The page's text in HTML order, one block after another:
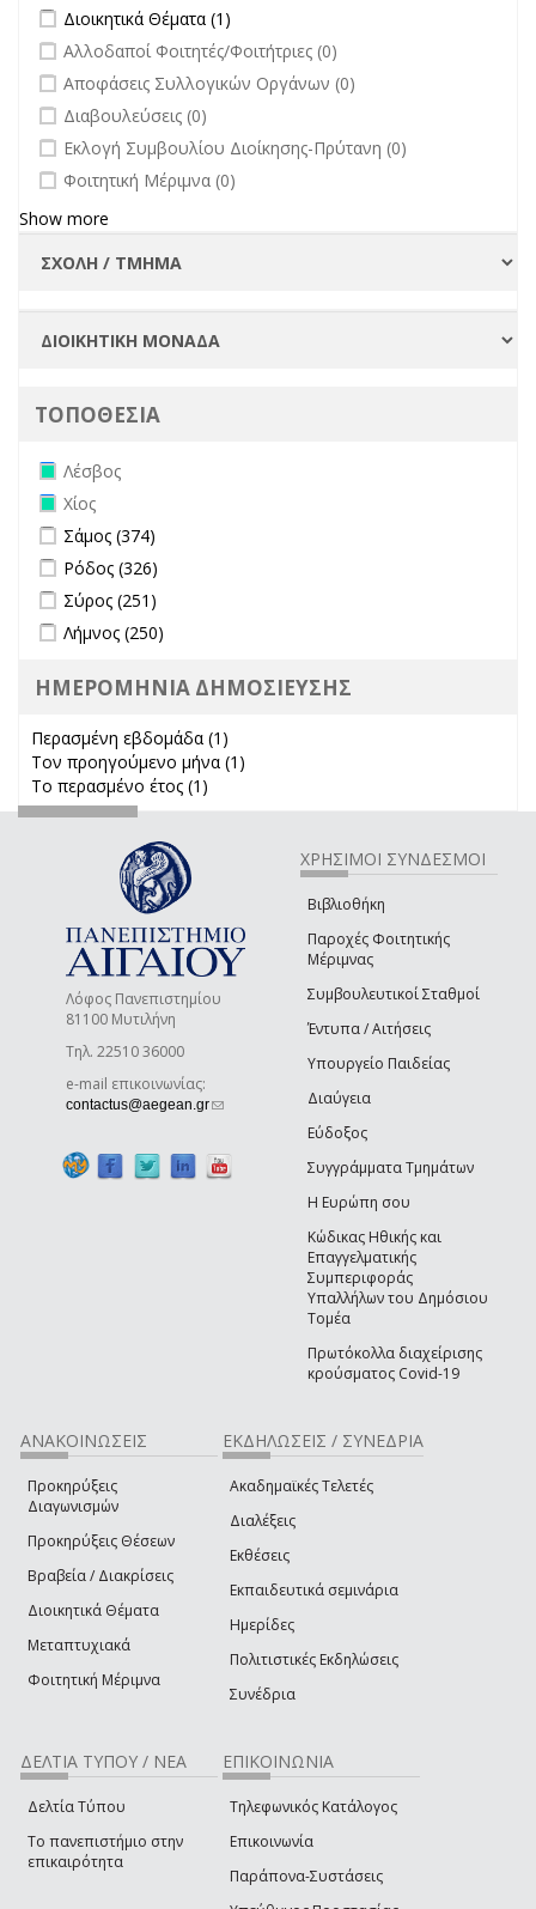
Apply Διοικητικά Θέματα filter
Διοικητικά Θέματα (1)
undefined
Αλλοδαποί Φοιτητές/Φοιτήτριες (0)
undefined
Αποφάσεις Συλλογικών Οργάνων (0)
undefined
Διαβουλεύσεις (0)
undefined
Εκλογή Συμβουλίου Διοίκησης-Πρύτανη (0)
undefined
Φοιτητική Μέριμνα (0)
Show more
ΤΟΠΟΘΕΣΙΑ
Remove Λέσβος filter
Λέσβος
Remove Χίος filter
Χίος
Apply Σάμος filter
Σάμος (374)
Apply Ρόδος filter
Ρόδος (326)
Apply Σύρος filter
Σύρος (251)
Apply Λήμνος filter
Λήμνος (250)
ΗΜΕΡΟΜΗΝΙΑ ΔΗΜΟΣΙΕΥΣΗΣ
Περασμένη εβδομάδα (1)
Τον προηγούμενο μήνα (1)
Το περασμένο έτος (1)
Λόφος Πανεπιστημίου
81100 Μυτιλήνη
Τηλ. 22510 36000
e-mail επικοινωνίας:
contactus@aegean.gr(link sends e-mail)
ΧΡΗΣΙΜΟΙ ΣΥΝΔΕΣΜΟΙ
Βιβλιοθήκη
Παροχές Φοιτητικής
Μέριμνας
Συμβουλευτικοί Σταθμοί
Έντυπα / Αιτήσεις
Υπουργείο Παιδείας
Διαύγεια
Εύδοξος
Συγγράμματα Τμημάτων
Η Ευρώπη σου
Κώδικας Ηθικής και
Επαγγελματικής
Συμπεριφοράς
Υπαλλήλων του Δημόσιου
Τομέα
Πρωτόκολλα διαχείρισης
κρούσματος Covid-19
ΑΝΑΚΟΙΝΩΣΕΙΣ
Προκηρύξεις
Διαγωνισμών
Προκηρύξεις Θέσεων
Βραβεία / Διακρίσεις
Διοικητικά Θέματα
Μεταπτυχιακά
Φοιτητική Μέριμνα
ΕΚΔΗΛΩΣΕΙΣ / ΣΥΝΕΔΡΙΑ
Ακαδημαϊκές Τελετές
Διαλέξεις
Εκθέσεις
Εκπαιδευτικά σεμινάρια
Ημερίδες
Πολιτιστικές Εκδηλώσεις
Συνέδρια
ΔΕΛΤΙΑ ΤΥΠΟΥ / ΝΕΑ
Δελτία Τύπου
Το πανεπιστήμιο στην
επικαιρότητα
ΕΠΙΚΟΙΝΩΝΙΑ
Τηλεφωνικός Κατάλογος
Επικοινωνία
Παράπονα-Συστάσεις